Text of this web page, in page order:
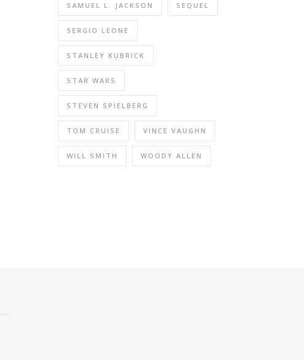
SAMUEL L. JACKSON SEQUEL
SERGIO LEONE
STANLEY KUBRICK
STAR WARS
STEVEN SPIELBERG
TOM CRUISE VINCE VAUGHN
WILL SMITH WOODY ALLEN